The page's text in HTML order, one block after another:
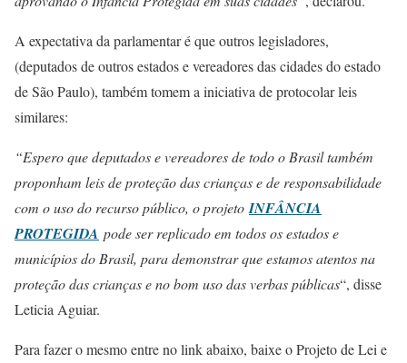
A expectativa da parlamentar é que outros legisladores,
(deputados de outros estados e vereadores das cidades do estado
de São Paulo), também tomem a iniciativa de protocolar leis
similares:
“Espero que deputados e vereadores de todo o Brasil também
proponham leis de proteção das crianças e de responsabilidade
com o uso do recurso público, o projeto INFÂNCIA
PROTEGIDA pode ser replicado em todos os estados e
municípios do Brasil, para demonstrar que estamos atentos na
proteção das crianças e no bom uso das verbas públicas“, disse
Leticia Aguiar.
Para fazer o mesmo entre no link abaixo, baixe o Projeto de Lei e